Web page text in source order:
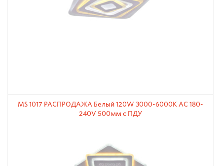
MS 1017 РАСПРОДАЖА Белый 120W 3000-6000К АС 180-
240V 500мм с ПДУ